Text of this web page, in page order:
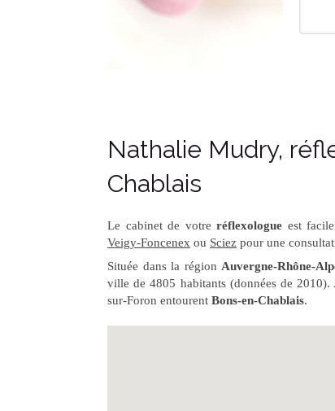
Nathalie Mudry,
Chablais
Le cabinet de votre réflexologue est
Veigy-Foncenex ou Sciez pour une
Située dans la région Auvergne-Rhône-
ville de 4805 habitants (données de
sur-Foron entourent Bons-en-Chablais.